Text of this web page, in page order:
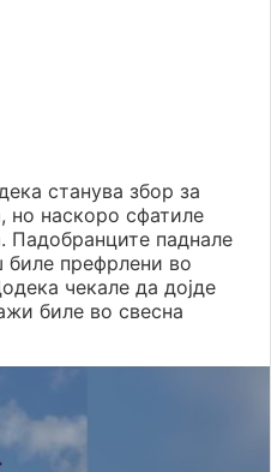
станува збор за
но наскоро сфатиле
Падобранците паднале
префрлени во
чекале да дојде
биле во свесна